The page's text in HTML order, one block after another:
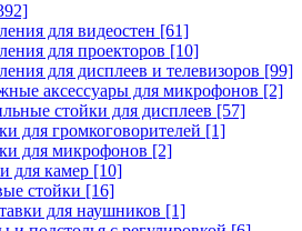
для видеостен [61]
для проекторов [10]
для дисплеев и телевизоров [99]
аксессуары для микрофонов [2]
стойки для дисплеев [57]
для громкоговорителей [1]
для микрофонов [2]
для камер [10]
стойки [16]
для наушников [1]